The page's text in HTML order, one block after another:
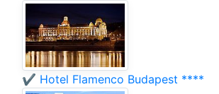
✔️ Hotel Flamenco Budapest ****